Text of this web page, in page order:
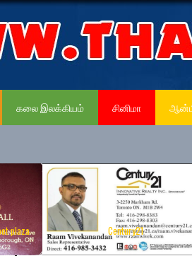
கலை இலக்கியம் சினிமா
plaza Century21
Sunday, November